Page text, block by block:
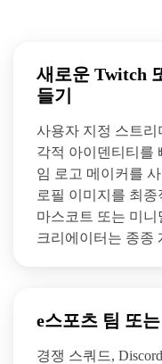
새로운 Twitch
들기
사용자 지정 스트리
각적 아이덴티티를
임 로고 메이커를
로필 이미지를 최
마스코트 또는 미
크리에이터는 종종
e스포츠 팀 또
경쟁 스쿼드,